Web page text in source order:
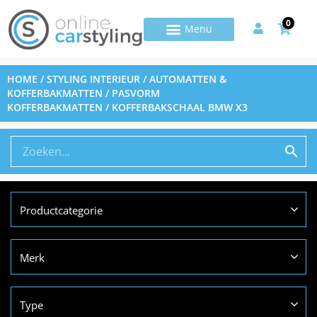
0
HOME /STYLING INTERIEUR /AUTOMATTEN &
KOFFERBAKMATTEN / PASVORM
KOFFERBAKMATTEN / KOFFERBAKSCHAAL BMW X3
Productcategorie
Merk
Type